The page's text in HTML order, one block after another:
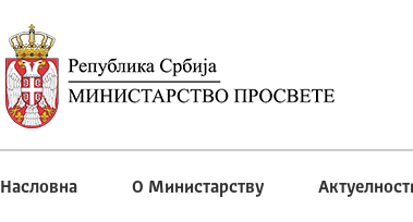
Насловна О Министарству